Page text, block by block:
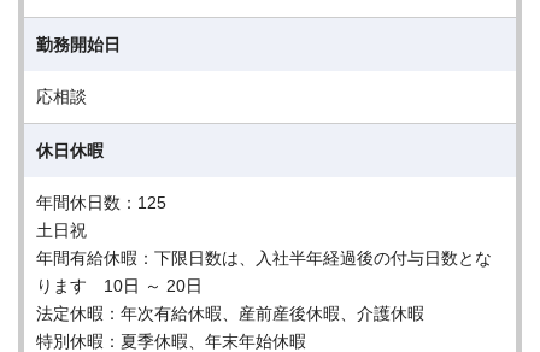
勤務開始日
応相談
休日休暇
年間休日数：125
土日祝
年間有給休暇：下限日数は、入社半年経過後の付与日数とな
ります 10日 ～ 20日
法定休暇：年次有給休暇、産前産後休暇、介護休暇
特別休暇：夏季休暇、年末年始休暇